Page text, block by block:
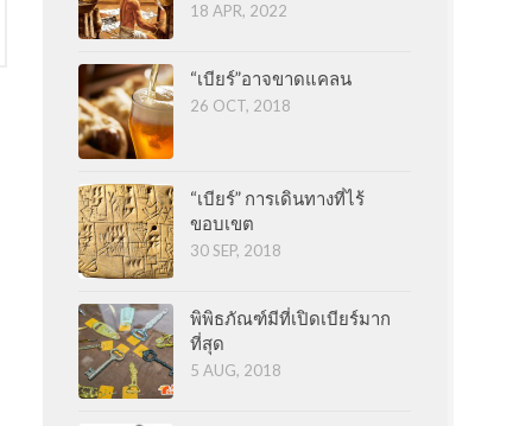
18 APR, 2022
“เบียร์”อาจขาดแคลน
26 OCT, 2018
“เบียร์” การเดินทางที่ไร้
ขอบเขต
30 SEP, 2018
พิพิธภัณฑ์มีที่เปิดเบียร์มาก
ที่สุด
5 AUG, 2018